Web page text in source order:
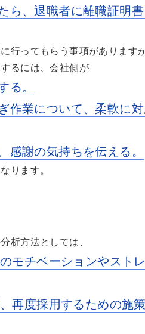
ら、退職者に離職証明
行ってもらう事項があります
るには、会社側が
る。
作業について、柔軟に
感謝の気持ちを伝える。
ります。
析方法としては、
モチベーションやスト
再度採用するための施